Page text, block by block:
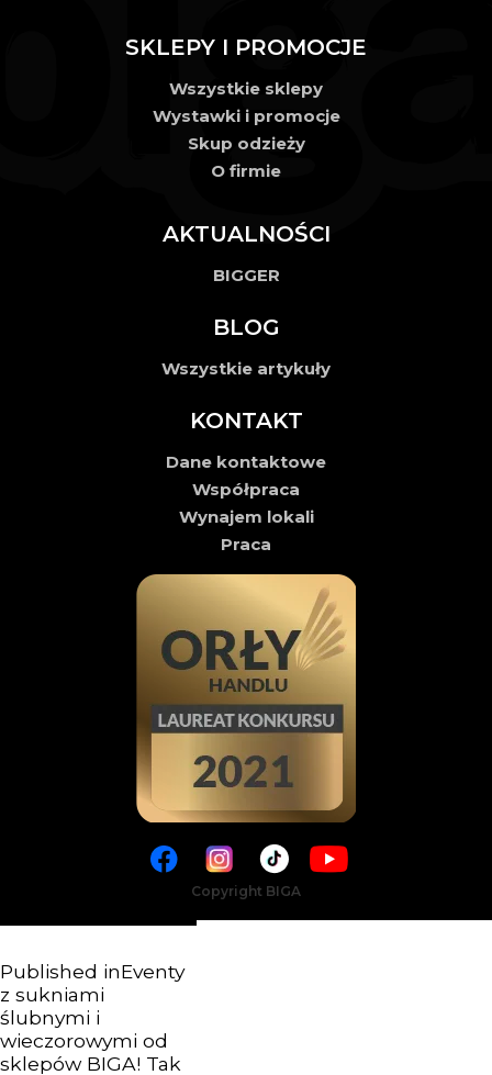
SKLEPY I PROMOCJE
Wszystkie sklepy
Wystawki i promocje
Skup odzieży
O firmie
AKTUALNOŚCI
BIGGER
BLOG
Wszystkie artykuły
KONTAKT
Dane kontaktowe
Współpraca
Wynajem lokali
Praca
Copyright BIGA
Published inEventy
z sukniami
ślubnymi i
wieczorowymi od
sklepów BIGA! Tak